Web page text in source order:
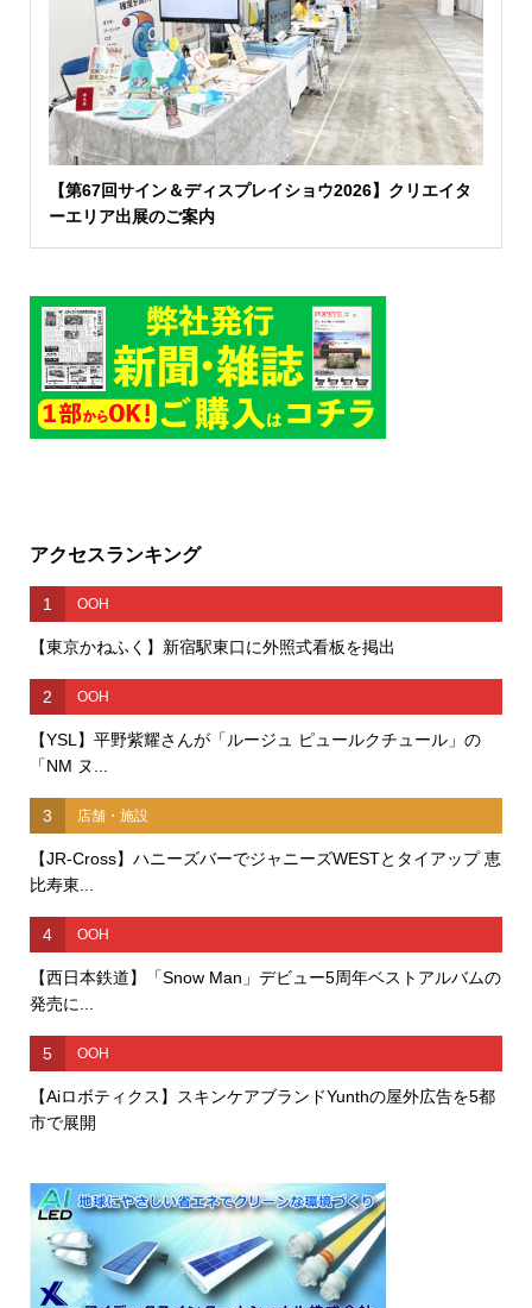
【第67回サイン＆ディスプレイショウ2026】クリエイタ
ーエリア出展のご案内
アクセスランキング
1 OOH
【東京かねふく】新宿駅東口に外照式看板を掲出
2 OOH
【YSL】平野紫耀さんが「ルージュ ピュールクチュール」の
「NM ヌ...
3 店舗・施設
【JR-Cross】ハニーズバーでジャニーズWESTとタイアップ 恵
比寿東...
4 OOH
【西日本鉄道】「Snow Man」デビュー5周年ベストアルバムの
発売に...
5 OOH
【Aiロボティクス】スキンケアブランドYunthの屋外広告を5都
市で展開